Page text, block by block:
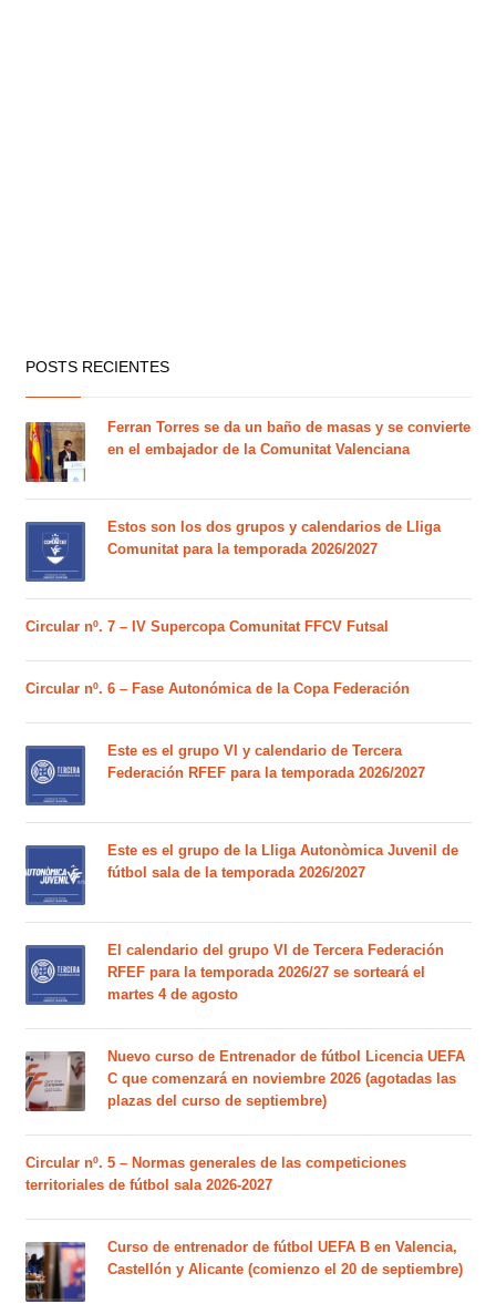
POSTS RECIENTES
Ferran Torres se da un baño de masas y se convierte
en el embajador de la Comunitat Valenciana
Estos son los dos grupos y calendarios de Lliga
Comunitat para la temporada 2026/2027
Circular nº. 7 – IV Supercopa Comunitat FFCV Futsal
Circular nº. 6 – Fase Autonómica de la Copa Federación
Este es el grupo VI y calendario de Tercera
Federación RFEF para la temporada 2026/2027
Este es el grupo de la Lliga Autonòmica Juvenil de
fútbol sala de la temporada 2026/2027
El calendario del grupo VI de Tercera Federación
RFEF para la temporada 2026/27 se sorteará el
martes 4 de agosto
Nuevo curso de Entrenador de fútbol Licencia UEFA
C que comenzará en noviembre 2026 (agotadas las
plazas del curso de septiembre)
Circular nº. 5 – Normas generales de las competiciones
territoriales de fútbol sala 2026-2027
Curso de entrenador de fútbol UEFA B en Valencia,
Castellón y Alicante (comienzo el 20 de septiembre)